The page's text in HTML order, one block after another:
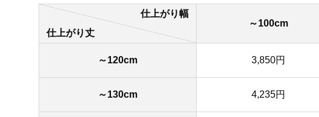
仕上がり幅
仕上がり丈
～100cm
～120cm 3,850円
～130cm 4,235円